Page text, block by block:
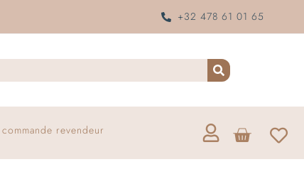
+32 478 61 01 65
commande revendeur